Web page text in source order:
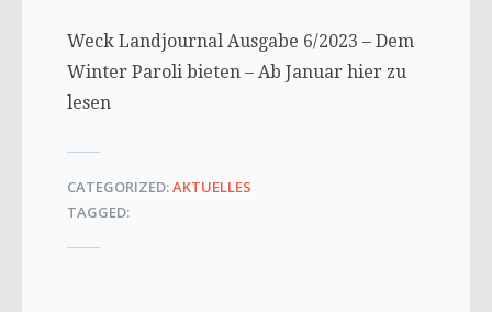
Weck Landjournal Ausgabe 6/2023 – Dem
Winter Paroli bieten – Ab Januar hier zu
lesen
CATEGORIZED:AKTUELLES
TAGGED: